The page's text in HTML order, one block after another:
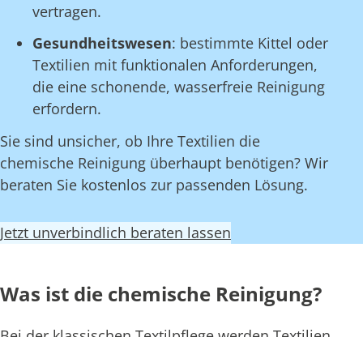
vertragen.
Gesundheitswesen: bestimmte Kittel oder
Textilien mit funktionalen Anforderungen,
die eine schonende, wasserfreie Reinigung
erfordern.
Sie sind unsicher, ob Ihre Textilien die
chemische Reinigung überhaupt benötigen? Wir
beraten Sie kostenlos zur passenden Lösung.
Jetzt unverbindlich beraten lassen
Was ist die chemische Reinigung?